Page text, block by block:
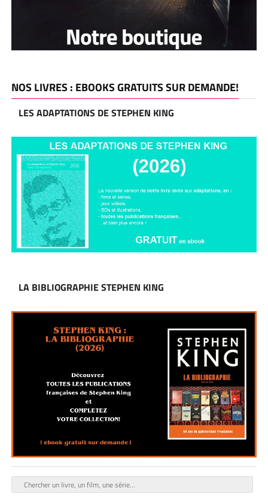
NOS LIVRES : EBOOKS GRATUITS SUR DEMANDE!
LES ADAPTATIONS DE STEPHEN KING
LA BIBLIOGRAPHIE STEPHEN KING